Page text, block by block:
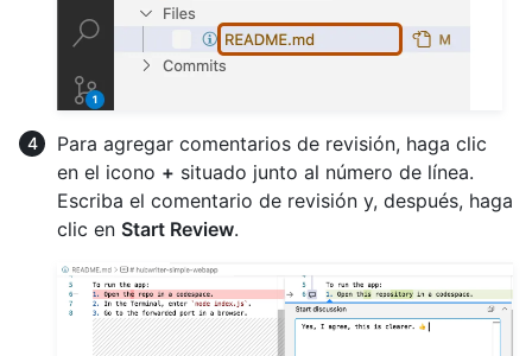
Para agregar comentarios de revisión, haga clic
en el icono + situado junto al número de línea.
Escriba el comentario de revisión y, después, haga
clic en Start Review.